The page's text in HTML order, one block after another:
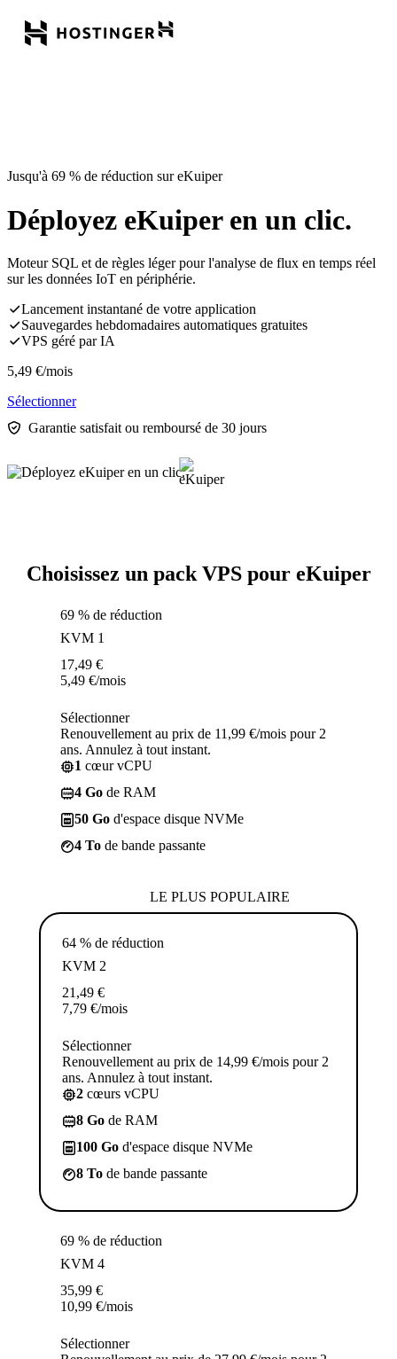
Jusqu'à 69 % de réduction sur eKuiper
Déployez eKuiper en un clic.
Moteur SQL et de règles léger pour l'analyse de flux en temps réel
sur les données IoT en périphérie.
Lancement instantané de votre application
Sauvegardes hebdomadaires automatiques gratuites
VPS géré par IA
5,49 €/mois
Sélectionner
Garantie satisfait ou remboursé de 30 jours
Choisissez un pack VPS pour eKuiper
69 % de réduction
KVM 1
17,49 €
5,49 €/mois
Sélectionner
Renouvellement au prix de 11,99 €/mois pour 2
ans. Annulez à tout instant.
1 cœur vCPU
4 Go de RAM
50 Go d'espace disque NVMe
4 To de bande passante
LE PLUS POPULAIRE
64 % de réduction
KVM 2
21,49 €
7,79 €/mois
Sélectionner
Renouvellement au prix de 14,99 €/mois pour 2
ans. Annulez à tout instant.
2 cœurs vCPU
8 Go de RAM
100 Go d'espace disque NVMe
8 To de bande passante
69 % de réduction
KVM 4
35,99 €
10,99 €/mois
Sélectionner